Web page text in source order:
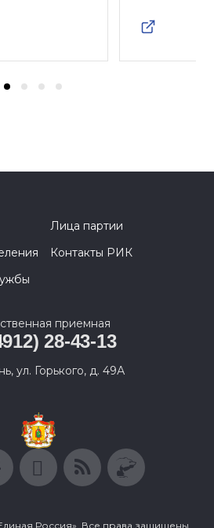
Лица партии
Контакты РИК
приемная
28-43-13
ул. Горького, д. 49А
Россия». Все права защищены.